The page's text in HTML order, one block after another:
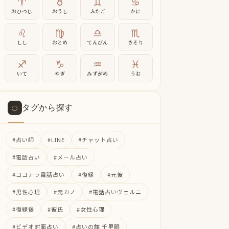
おひつじ おうし ふたご かに
♌
しし
♍
おとめ
♎
てんびん
♏
さそり
♐
いて
♑
やぎ
♒
みずがめ
♓
うお
○ タグから探す
#占い師 #LINE #チャット占い
#電話占い #メール占い
#ココナラ電話占い #復縁 #元彼
#男性心理 #元カノ #電話占いヴェルニ
#復縁後 #彼氏 #女性心理
#ビデオ対面占い #占いの館 千里眼